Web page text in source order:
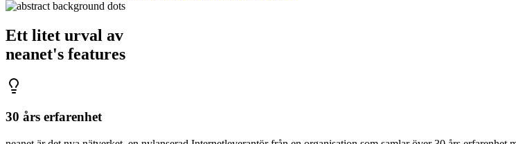
Ett litet urval av
neanet's features
30 års erfarenhet